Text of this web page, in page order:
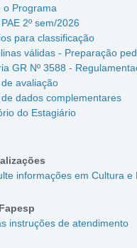
o Programa
2º sem/2026
para classificação
válidas - Preparação
GR Nº 3588 -
de avaliação
de dados complementares
do Estagiário
informações em Cultura e
instruções de atendimento